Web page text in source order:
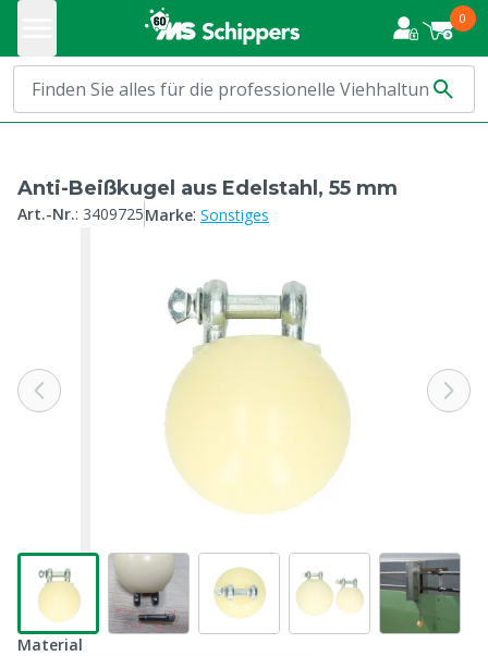
0
Anti-Beißkugel aus Edelstahl, 55 mm
Art.-Nr.: 3409725Marke: Sonstiges
Material